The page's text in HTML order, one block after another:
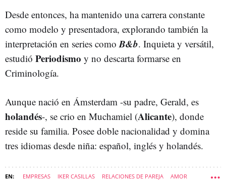
Desde entonces, ha mantenido una carrera constante
como modelo y presentadora, explorando también la
interpretación en series como B&b. Inquieta y versátil,
estudió Periodismo y no descarta formarse en
Criminología.
Aunque nació en Ámsterdam -su padre, Gerald, es
holandés-, se crio en Muchamiel (Alicante), donde
reside su familia. Posee doble nacionalidad y domina
tres idiomas desde niña: español, inglés y holandés.
EMPRESAS IKER CASILLAS RELACIONES DE PAREJA AMOR